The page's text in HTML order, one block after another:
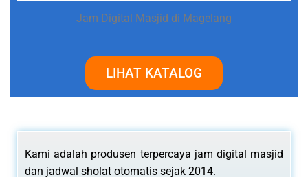
Jam Digital Masjid di Magelang
LIHAT KATALOG
Kami adalah produsen terpercaya jam digital masjid
dan jadwal sholat otomatis sejak 2014.